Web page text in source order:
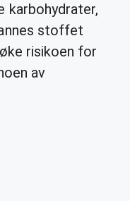
karbohydrater,
stoffet
risikoen for
av